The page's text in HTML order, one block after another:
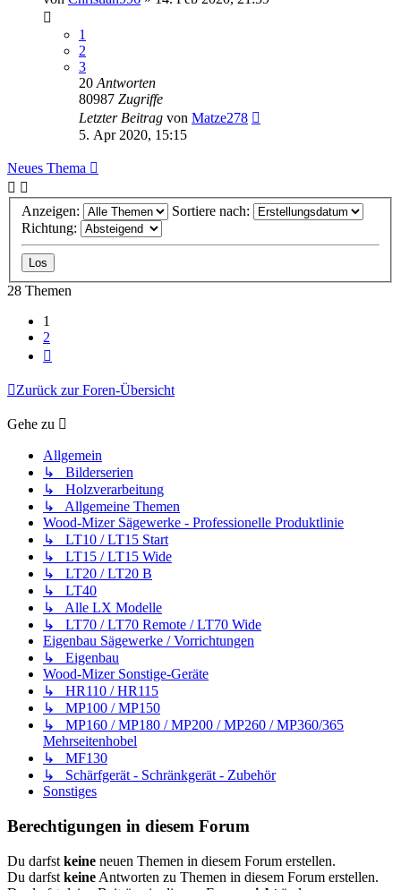
1
2
3
20 Antworten
80987 Zugriffe
Letzter Beitrag von Matze278
5. Apr 2020, 15:15
Neues Thema
Anzeigen:
Sortiere nach:
Richtung:
28 Themen
1
2
Zurück zur Foren-Übersicht
Gehe zu
Allgemein
↳ Bilderserien
↳ Holzverarbeitung
↳ Allgemeine Themen
Wood-Mizer Sägewerke - Professionelle Produktlinie
↳ LT10 / LT15 Start
↳ LT15 / LT15 Wide
↳ LT20 / LT20 B
↳ LT40
↳ Alle LX Modelle
↳ LT70 / LT70 Remote / LT70 Wide
Eigenbau Sägewerke / Vorrichtungen
↳ Eigenbau
Wood-Mizer Sonstige-Geräte
↳ HR110 / HR115
↳ MP100 / MP150
↳ MP160 / MP180 / MP200 / MP260 / MP360/365
Mehrseitenhobel
↳ MF130
↳ Schärfgerät - Schränkgerät - Zubehör
Sonstiges
Berechtigungen in diesem Forum
Du darfst keine neuen Themen in diesem Forum erstellen.
Du darfst keine Antworten zu Themen in diesem Forum erstellen.